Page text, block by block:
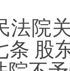
法院
条 股